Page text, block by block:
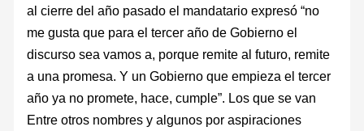
al cierre del año pasado el mandatario expresó “no
me gusta que para el tercer año de Gobierno el
discurso sea vamos a, porque remite al futuro, remite
a una promesa. Y un Gobierno que empieza el tercer
año ya no promete, hace, cumple”. Los que se van
Entre otros nombres y algunos por aspiraciones